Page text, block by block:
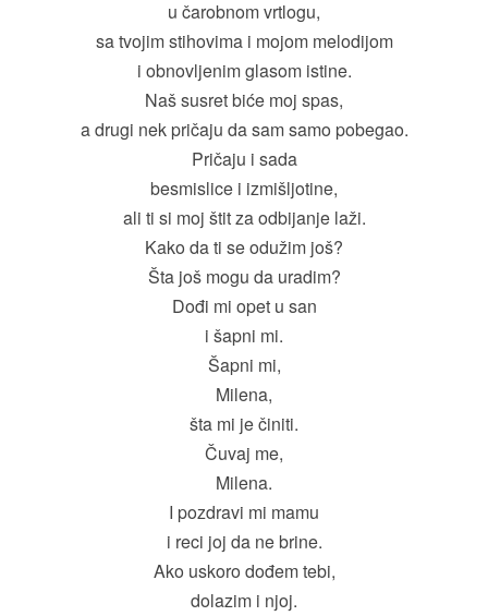
u čarobnom vrtlogu,
sa tvojim stihovima i mojom melodijom
i obnovljenim glasom istine.
Naš susret biće moj spas,
a drugi nek pričaju da sam samo pobegao.
Pričaju i sada
besmislice i izmišljotine,
ali ti si moj štit za odbijanje laži.
Kako da ti se odužim još?
Šta još mogu da uradim?
Dođi mi opet u san
i šapni mi.
Šapni mi,
Milena,
šta mi je činiti.
Čuvaj me,
Milena.
I pozdravi mi mamu
i reci joj da ne brine.
Ako uskoro dođem tebi,
dolazim i njoj.